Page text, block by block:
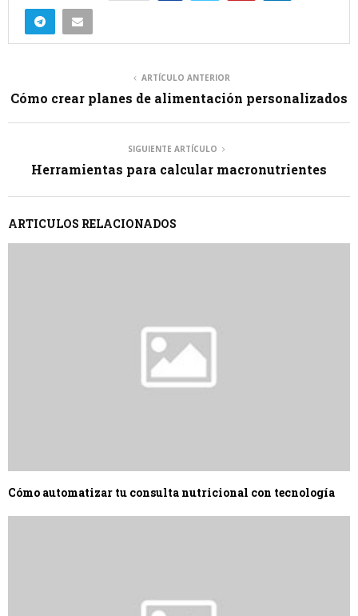
ARTÍCULO ANTERIOR
Cómo crear planes de alimentación personalizados
SIGUIENTE ARTÍCULO
Herramientas para calcular macronutrientes
ARTICULOS RELACIONADOS
Cómo automatizar tu consulta nutricional con tecnología